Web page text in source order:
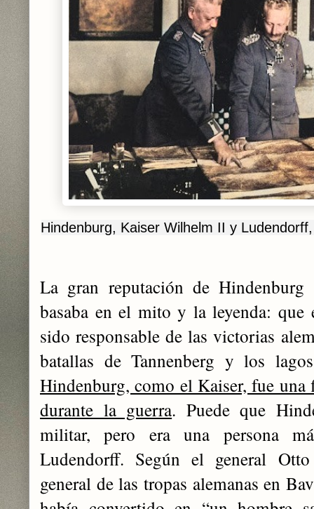
Hindenburg, Kaiser Wilhelm II y
La gran reputación de
basaba en el mito y la leyenda: que
sido responsable de las victorias
batallas de Tannenberg y los
Hindenburg, como el Kaiser, fue una
durante la guerra. Puede que
militar, pero era una persona
Ludendorff. Según el general
general de las tropas alemanas en